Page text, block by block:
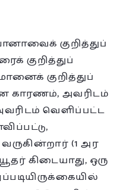
குறித்துப்
குறித்துப்
குறித்துப்
காரணம், அவரிடம்
வெளிப்பட்ட
(1 அர
கிடையாது, ஒரு